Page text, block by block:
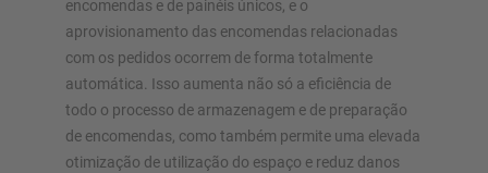
encomendas e de painéis únicos, e o
aprovisionamento das encomendas relacionadas
com os pedidos ocorrem de forma totalmente
automática. Isso aumenta não só a eficiência de
todo o processo de armazenagem e de preparação
de encomendas, como também permite uma elevada
otimização de utilização do espaço e reduz danos
Sistemas de almacenamiento automatizado
Nave autoportante
Plataforma
Sistemas de estantes vertical